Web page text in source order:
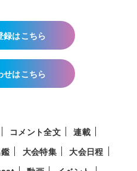
録はこちら
せはこちら
コメント全文
連載
大会特集
大会日程